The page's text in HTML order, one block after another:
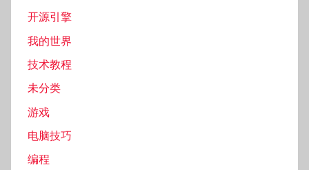
开源引擎
我的世界
技术教程
未分类
游戏
电脑技巧
编程